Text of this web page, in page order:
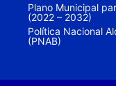
Plano Municipal
(2022 – 2032)
Política Nacional
(PNAB)